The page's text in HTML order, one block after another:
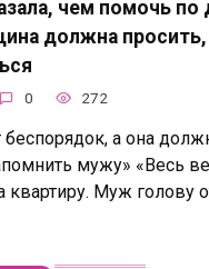
чем помочь по
должна
0 272
беспорядок, а она
мужу» «Весь
квартиру. Муж голову